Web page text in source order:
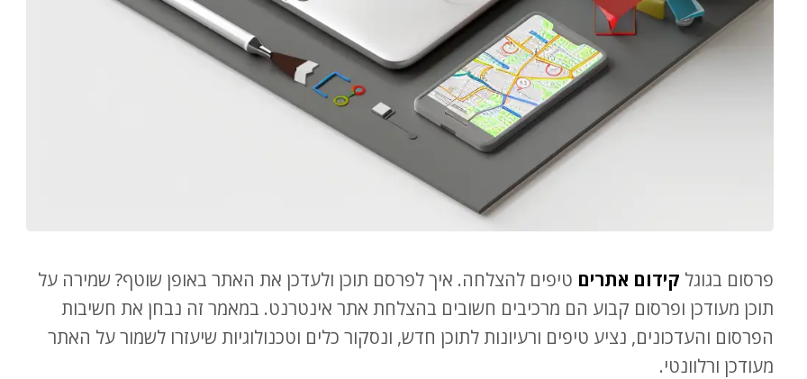
פרסום בגוגל קידום אתרים טיפים להצלחה. איך לפרסם תוכן ולעדכן את האתר באופן שוטף? שמירה על
תוכן מעודכן ופרסום קבוע הם מרכיבים חשובים בהצלחת אתר אינטרנט. במאמר זה נבחן את חשיבות
הפרסום והעדכונים, נציע טיפים ורעיונות לתוכן חדש, ונסקור כלים וטכנולוגיות שיעזרו לשמור על האתר
מעודכן ורלוונטי.